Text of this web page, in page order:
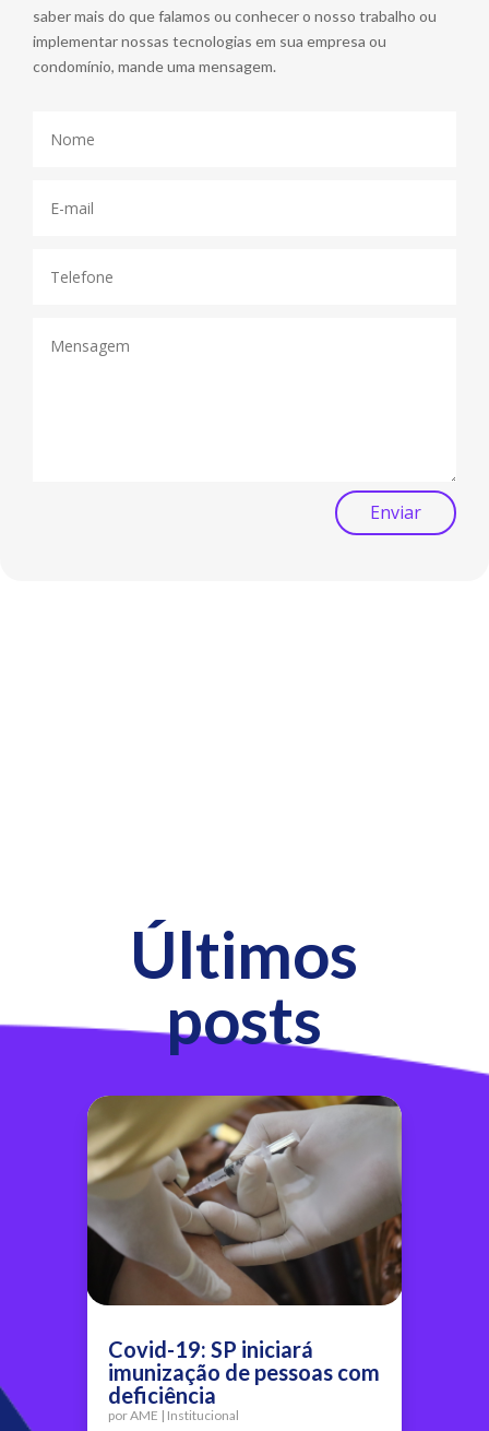
saber mais do que falamos ou conhecer o nosso trabalho ou
implementar nossas tecnologias em sua empresa ou
condomínio, mande uma mensagem.
Enviar
Últimos
posts
Covid-19: SP iniciará
imunização de pessoas com
deficiência
porAME | Institucional